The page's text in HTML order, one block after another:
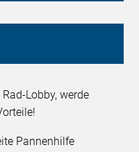
Lobby, werde
Pannenhilfe